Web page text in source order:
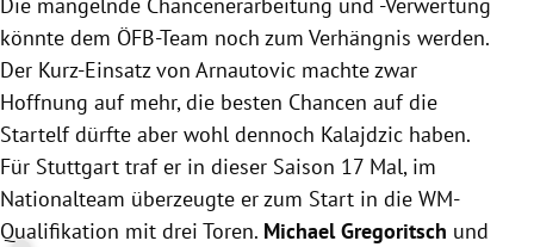
könnte dem ÖFB-Team noch zum Verhängnis werden.
Der Kurz-Einsatz von Arnautovic machte zwar
Hoffnung auf mehr, die besten Chancen auf die
Startelf dürfte aber wohl dennoch Kalajdzic haben.
Für Stuttgart traf er in dieser Saison 17 Mal, im
Nationalteam überzeugte er zum Start in die WM-
Qualifikation mit drei Toren. Michael Gregoritsch und